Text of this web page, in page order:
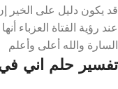
قد يكون دليل على الخير
عند رؤية الفتاة العزباء
السارة والله أعلى وأعلم
تفسير حلم اني